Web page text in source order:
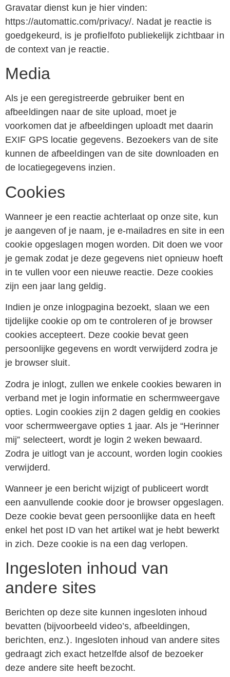
Gravatar dienst kun je hier vinden:
https://automattic.com/privacy/. Nadat je reactie is
goedgekeurd, is je profielfoto publiekelijk zichtbaar in
de context van je reactie.
Media
Als je een geregistreerde gebruiker bent en
afbeeldingen naar de site upload, moet je
voorkomen dat je afbeeldingen uploadt met daarin
EXIF GPS locatie gegevens. Bezoekers van de site
kunnen de afbeeldingen van de site downloaden en
de locatiegegevens inzien.
Cookies
Wanneer je een reactie achterlaat op onze site, kun
je aangeven of je naam, je e-mailadres en site in een
cookie opgeslagen mogen worden. Dit doen we voor
je gemak zodat je deze gegevens niet opnieuw hoeft
in te vullen voor een nieuwe reactie. Deze cookies
zijn een jaar lang geldig.
Indien je onze inlogpagina bezoekt, slaan we een
tijdelijke cookie op om te controleren of je browser
cookies accepteert. Deze cookie bevat geen
persoonlijke gegevens en wordt verwijderd zodra je
je browser sluit.
Zodra je inlogt, zullen we enkele cookies bewaren in
verband met je login informatie en schermweergave
opties. Login cookies zijn 2 dagen geldig en cookies
voor schermweergave opties 1 jaar. Als je “Herinner
mij” selecteert, wordt je login 2 weken bewaard.
Zodra je uitlogt van je account, worden login cookies
verwijderd.
Wanneer je een bericht wijzigt of publiceert wordt
een aanvullende cookie door je browser opgeslagen.
Deze cookie bevat geen persoonlijke data en heeft
enkel het post ID van het artikel wat je hebt bewerkt
in zich. Deze cookie is na een dag verlopen.
Ingesloten inhoud van
andere sites
Berichten op deze site kunnen ingesloten inhoud
bevatten (bijvoorbeeld video’s, afbeeldingen,
berichten, enz.). Ingesloten inhoud van andere sites
gedraagt zich exact hetzelfde alsof de bezoeker
deze andere site heeft bezocht.